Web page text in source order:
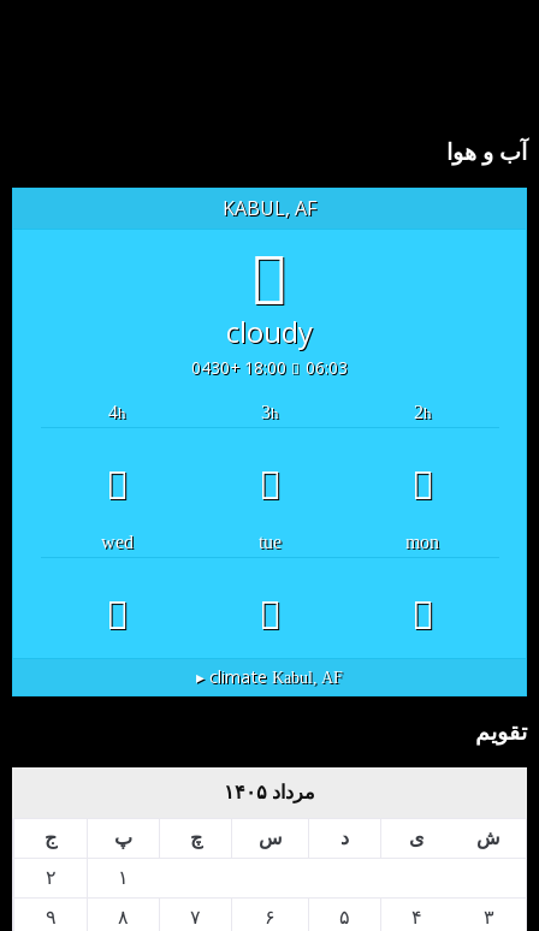
آب و هوا
KABUL, AF
cloudy
06:03
18:00 +0430
2h
3h
4h
mon
tue
wed
Kabul, AF
climate ▸
تقویم
مرداد ۱۴۰۵
ش ی د س چ پ
ج
۱
۲
۳
۴ ۵ ۶ ۷ ۸ ۹